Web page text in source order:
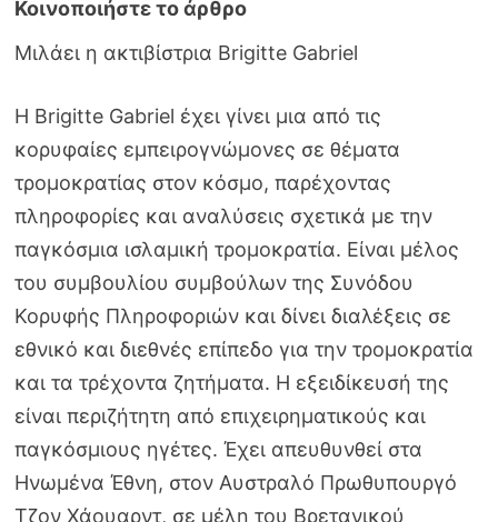
Μιλάει η ακτιβίστρια Brigitte Gabriel
Η Brigitte Gabriel έχει γίνει μια από τις
κορυφαίες εμπειρογνώμονες σε θέματα
τρομοκρατίας στον κόσμο, παρέχοντας
πληροφορίες και αναλύσεις σχετικά με την
παγκόσμια ισλαμική τρομοκρατία. Είναι μέλος
του συμβουλίου συμβούλων της Συνόδου
Κορυφής Πληροφοριών και δίνει διαλέξεις σε
εθνικό και διεθνές επίπεδο για την τρομοκρατία
και τα τρέχοντα ζητήματα. Η εξειδίκευσή της
είναι περιζήτητη από επιχειρηματικούς και
παγκόσμιους ηγέτες. Έχει απευθυνθεί στα
Ηνωμένα Έθνη, στον Αυστραλό Πρωθυπουργό
Τζον Χάουαρντ, σε μέλη του Βρετανικού